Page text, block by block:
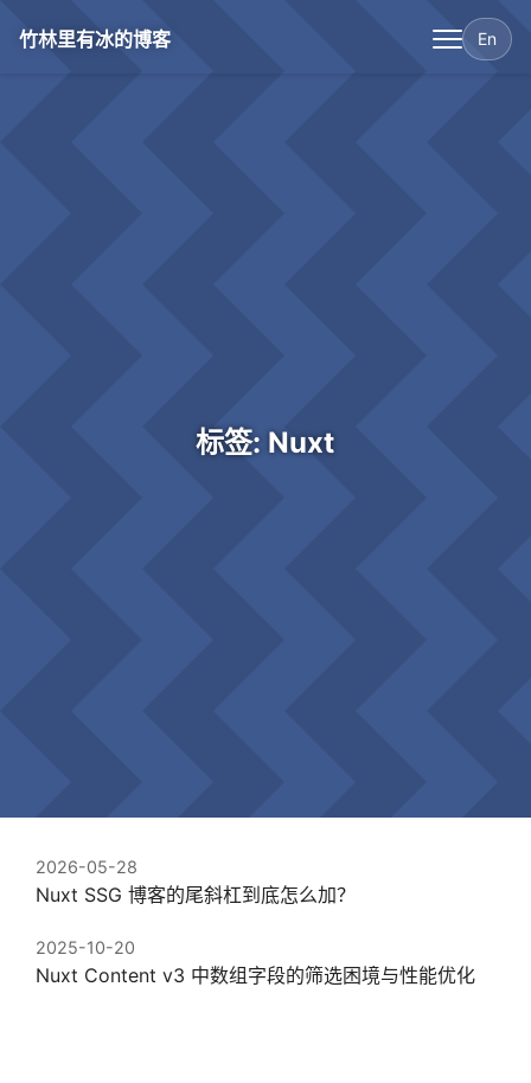
竹林里有冰的博客 En
标签: Nuxt
2026-05-28
Nuxt SSG 博客的尾斜杠到底怎么加？
2025-10-20
Nuxt Content v3 中数组字段的筛选困境与性能优化